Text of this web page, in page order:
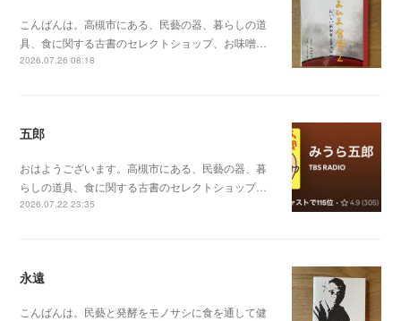
こんばんは。高槻市にある、民藝の器、暮らしの道
具、食に関する古書のセレクトショップ、お味噌…
2026.07.26 08:18
五郎
おはようございます。高槻市にある、民藝の器、暮
らしの道具、食に関する古書のセレクトショップ…
2026.07.22 23:35
永遠
こんばんは。民藝と発酵をモノサシに食を通して健